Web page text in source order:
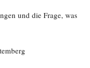
und die Frage, was